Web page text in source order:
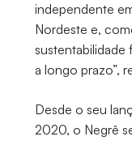
independente
Nordeste e,
sustentabilidade
a longo prazo”,
Desde o seu
2020, o Negrê